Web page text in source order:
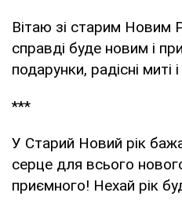
Вітаю зі старим Новим
справді буде новим і
подарунки, радісні
***
У Старий Новий рік
серце для всього
приємного! Нехай рік